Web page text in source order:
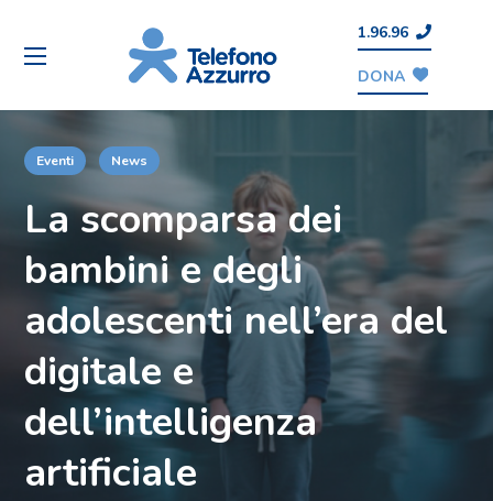
1.96.96
DONA
Eventi News
La scomparsa dei
bambini e degli
adolescenti nell’era del
digitale e
dell’intelligenza
artificiale